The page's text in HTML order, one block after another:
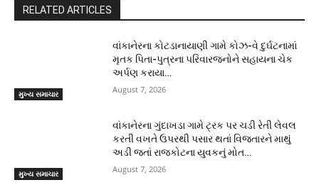
RELATED ARTICLES
મુખ્ય સમાચાર
વાંકાનેરના કોટડાનાયાણી ગામે કોઝ-વે દુર્ઘટનામાં
મૃતક પિતા-પુત્રના પરિવારજનોને સહાયના ચેક
અર્પણ કરાયા…
August 7, 2026
મુખ્ય સમાચાર
વાંકાનેરના ગુંદાખડા ગામે ટ્રક પર ચડી રેતી લેવલ
કરતી વખતે ઉપરથી પસાર થતાં વિજતારને માથું
અડી જતાં રાજકોટના યુવકનું મોત…
August 7, 2026